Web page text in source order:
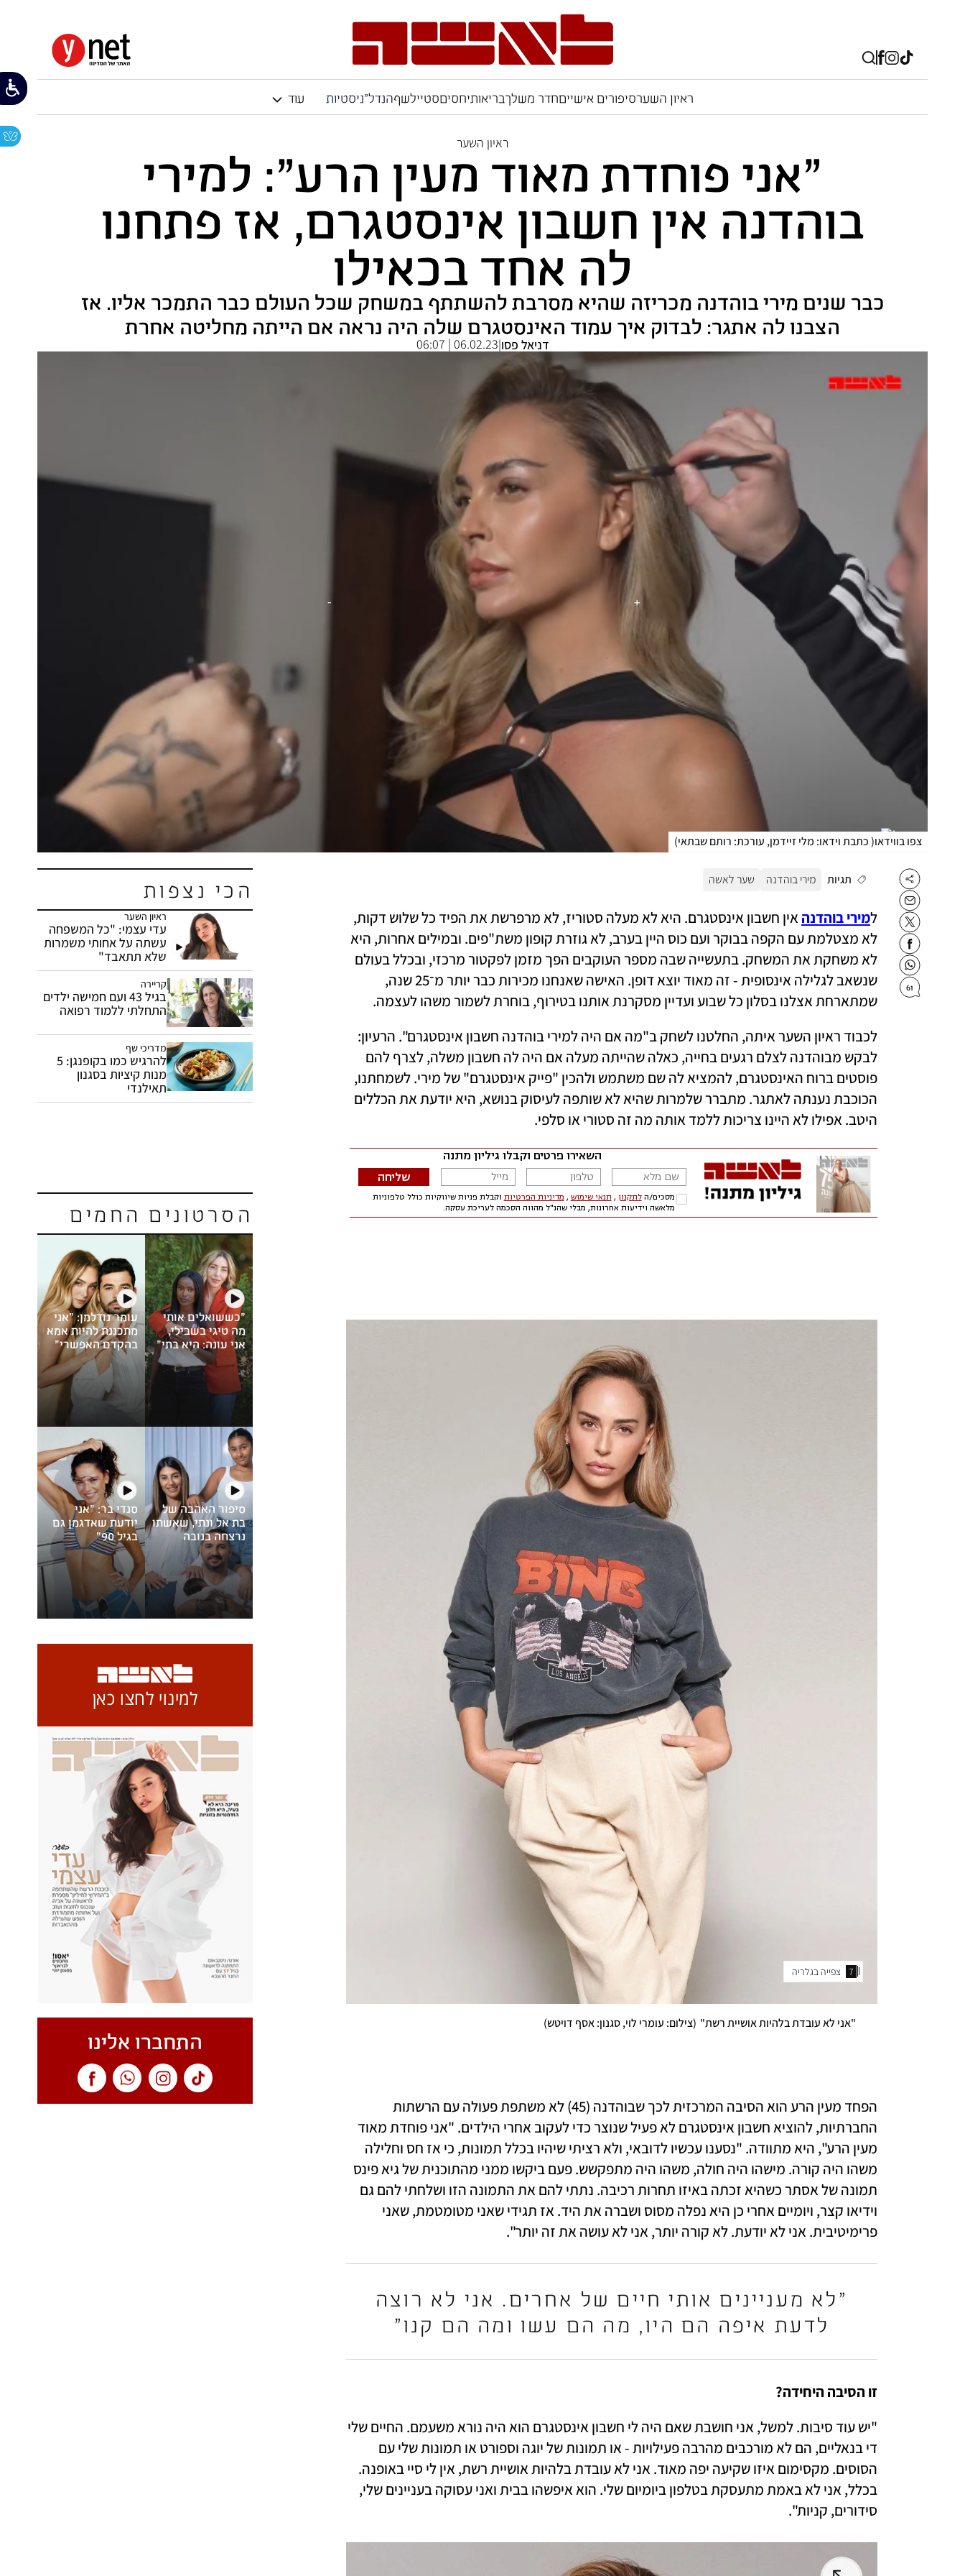
ראיון השערסיפורים אישייםחדר משלךבריאותיחסיםסטיילשףהנדל"ניסטיות עוד
צפו בווידאו(כתבת וידאו: מלי זיידמן, עורכת: רותם שבתאי)
ראיון השער
"אני פוחדת מאוד מעין הרע": למירי
בוהדנה אין חשבון אינסטגרם, אז פתחנו
לה אחד בכאילו
כבר שנים מירי בוהדנה מכריזה שהיא מסרבת להשתתף במשחק שכל העולם כבר התמכר אליו. אז
הצבנו לה אתגר: לבדוק איך עמוד האינסטגרם שלה היה נראה אם הייתה מחליטה אחרת
דניאל פסו|
06.02.23 | 06:07
הכי נצפות
ראיון השער
עדי עצמי: "כל המשפחה
עשתה על אחותי משמרות
שלא תתאבד"
קריירה
בגיל 43 ועם חמישה ילדים
התחלתי ללמוד רפואה
מדריכי שף
להרגיש כמו בקופנגן: 5
מנות קיציות בסגנון
תאילנדי
61
הסרטונים החמים
"כששואלים אותי
מה טיגי בשבילי,
אני עונה: היא בתי"
עומר נודלמן: "אני
מתכננת להיות אמא
בהקדם האפשרי"
סיפור האהבה של
בת אל ונתי, שאשתו
נרצחה בנובה
סנדי בר: "אני
יודעת שאדגמן גם
בגיל 90"
תגיות מירי בוהדנה שער לאשה
למירי בוהדנה
שמתארחת אצלנו בסלון כל שבוע ועדיין מסקרנת אותנו בטירוף, בוחרת לשמור משהו לעצמה.
היטב. אפילו לא היינו צריכות ללמד אותה מה זה סטורי או סלפי.
7
"אני לא עובדת בלהיות אושיית רשת" (צילום: עומרי לוי, סגנון: אסף דויטש)
פרימיטיבית. אני לא יודעת. לא קורה יותר, אני לא עושה את זה יותר".
לדעת איפה הם היו, מה הם עשו ומה הם קנו"
זו הסיבה היחידה?
סידורים, קניות".